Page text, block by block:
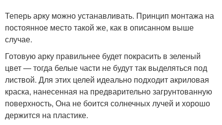
Теперь арку можно устанавливать. Принцип монтажа на
постоянное место такой же, как в описанном выше
случае.
Готовую арку правильнее будет покрасить в зеленый
цвет — тогда белые части не будут так выделяться под
листвой. Для этих целей идеально подходит акриловая
краска, нанесенная на предварительно загрунтованную
поверхность, Она не боится солнечных лучей и хорошо
держится на пластике.